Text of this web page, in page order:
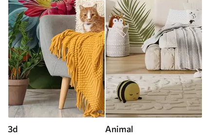
3d Animal